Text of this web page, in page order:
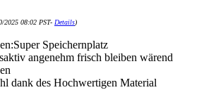
2025 08:02 PST- Details)
Speichernplatz
angenehm frisch bleiben wärend
dank des Hochwertigen Material